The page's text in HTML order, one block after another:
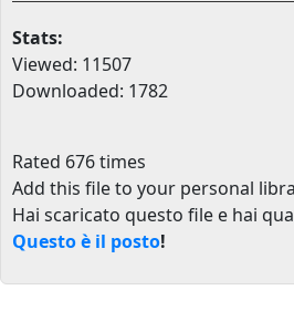
Stats:
Viewed: 11507
Downloaded: 1782
Rated 676 times
Add this file to your personal
Hai scaricato questo file e hai
Questo è il posto!